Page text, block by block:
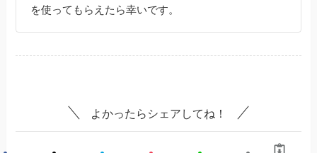
を使ってもらえたら幸いです。
よかったらシェアしてね！